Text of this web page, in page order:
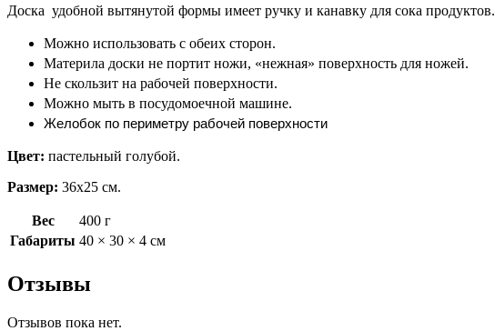
Доска удобной вытянутой формы имеет ручку и канавку для сока продуктов.
Можно использовать с обеих сторон.
Материла доски не портит ножи, «нежная» поверхность для ножей.
Не скользит на рабочей поверхности.
Можно мыть в посудомоечной машине.
Желобок по периметру рабочей поверхности
Цвет: пастельный голубой.
Размер: 36х25 см.
Вес
400 г
Габариты 40 × 30 × 4 см
Отзывы
Отзывов пока нет.